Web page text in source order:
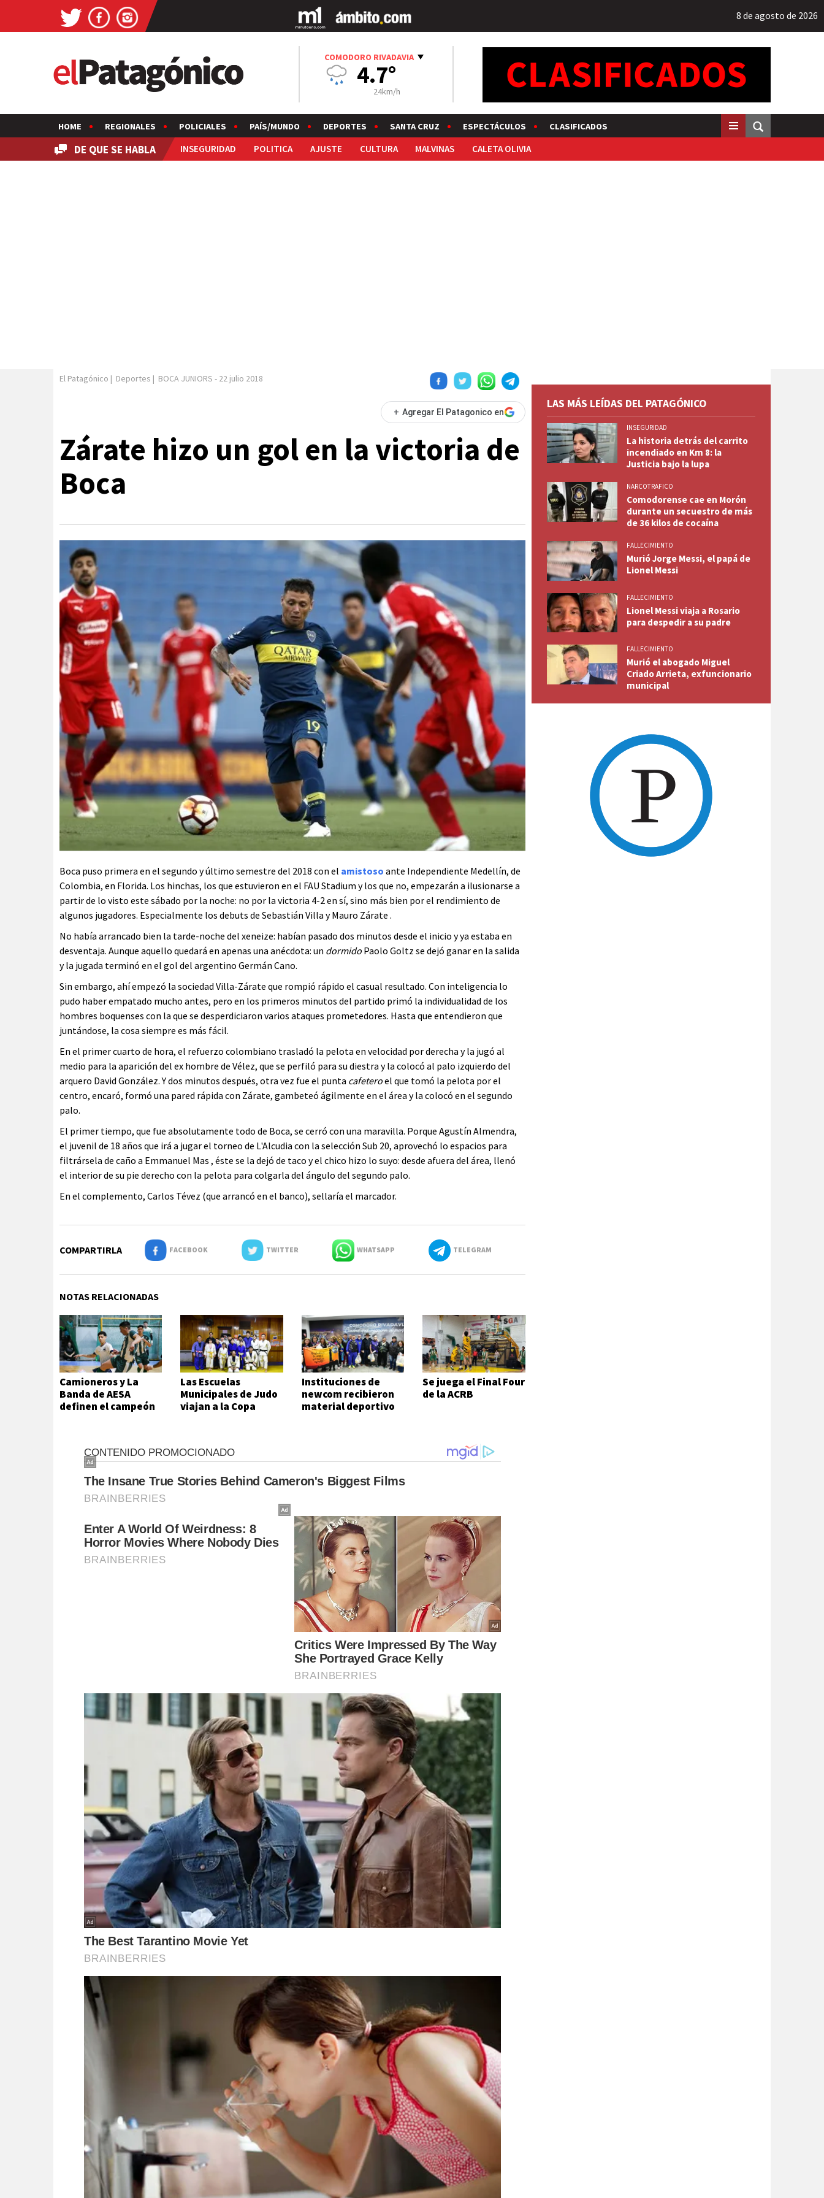
8 de agosto de 2026
COMODORO RIVADAVIA
4.7°
24km/h
HOME REGIONALES POLICIALES PAÍS/MUNDO DEPORTES SANTA CRUZ ESPECTÁCULOS CLASIFICADOS
DE QUE SE HABLA INSEGURIDAD POLITICA AJUSTE CULTURA MALVINAS CALETA OLIVIA
El Patagónico | Deportes | BOCA JUNIORS - 22 julio 2018
+ Agregar El Patagonico en
Zárate hizo un gol en la victoria de
Boca
Boca puso primera en el segundo y último semestre del 2018 con el amistoso ante Independiente Medellín, de
Colombia, en Florida. Los hinchas, los que estuvieron en el FAU Stadium y los que no, empezarán a ilusionarse a
partir de lo visto este sábado por la noche: no por la victoria 4-2 en sí, sino más bien por el rendimiento de
algunos jugadores. Especialmente los debuts de Sebastián Villa y Mauro Zárate .
No había arrancado bien la tarde-noche del xeneize: habían pasado dos minutos desde el inicio y ya estaba en
desventaja. Aunque aquello quedará en apenas una anécdota: un dormido Paolo Goltz se dejó ganar en la salida
y la jugada terminó en el gol del argentino Germán Cano.
Sin embargo, ahí empezó la sociedad Villa-Zárate que rompió rápido el casual resultado. Con inteligencia lo
pudo haber empatado mucho antes, pero en los primeros minutos del partido primó la individualidad de los
hombres boquenses con la que se desperdiciaron varios ataques prometedores. Hasta que entendieron que
juntándose, la cosa siempre es más fácil.
En el primer cuarto de hora, el refuerzo colombiano trasladó la pelota en velocidad por derecha y la jugó al
medio para la aparición del ex hombre de Vélez, que se perfiló para su diestra y la colocó al palo izquierdo del
arquero David González. Y dos minutos después, otra vez fue el punta cafeteroel que tomó la pelota por el
centro, encaró, formó una pared rápida con Zárate, gambeteó ágilmente en el área y la colocó en el segundo
palo.
El primer tiempo, que fue absolutamente todo de Boca, se cerró con una maravilla. Porque Agustín Almendra,
el juvenil de 18 años que irá a jugar el torneo de L'Alcudia con la selección Sub 20, aprovechó lo espacios para
filtrársela de caño a Emmanuel Mas , éste se la dejó de taco y el chico hizo lo suyo: desde afuera del área, llenó
el interior de su pie derecho con la pelota para colgarla del ángulo del segundo palo.
En el complemento, Carlos Tévez (que arrancó en el banco), sellaría el marcador.
COMPARTIRLA FACEBOOK TWITTER WHATSAPP TELEGRAM
NOTAS RELACIONADAS
Camioneros y La
Banda de AESA
definen el campeón
Las Escuelas
Municipales de Judo
viajan a la Copa
Instituciones de
newcom recibieron
material deportivo
Se juega el Final Four
de la ACRB
LAS MÁS LEÍDAS DEL PATAGÓNICO
INSEGURIDAD
La historia detrás del carrito
incendiado en Km 8: la
Justicia bajo la lupa
NARCOTRAFICO
Comodorense cae en Morón
durante un secuestro de más
de 36 kilos de cocaína
FALLECIMIENTO
Murió Jorge Messi, el papá de
Lionel Messi
FALLECIMIENTO
Lionel Messi viaja a Rosario
para despedir a su padre
FALLECIMIENTO
Murió el abogado Miguel
Criado Arrieta, exfuncionario
municipal